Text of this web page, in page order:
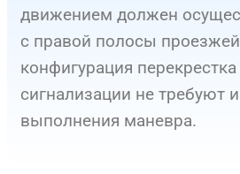
движением должен
с правой полосы проезжей
конфигурация
сигнализации не требуют
выполнения маневра.